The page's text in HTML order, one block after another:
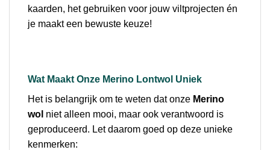
kaarden, het gebruiken voor jouw viltprojecten én
je maakt een bewuste keuze!
Wat Maakt Onze Merino Lontwol Uniek
Het is belangrijk om te weten dat onze Merino
wol niet alleen mooi, maar ook verantwoord is
geproduceerd. Let daarom goed op deze unieke
kenmerken: